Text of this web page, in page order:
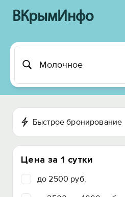
ВКрымИнфо
Быстрое бронирование
Цена за 1 сутки
до 2500 руб.